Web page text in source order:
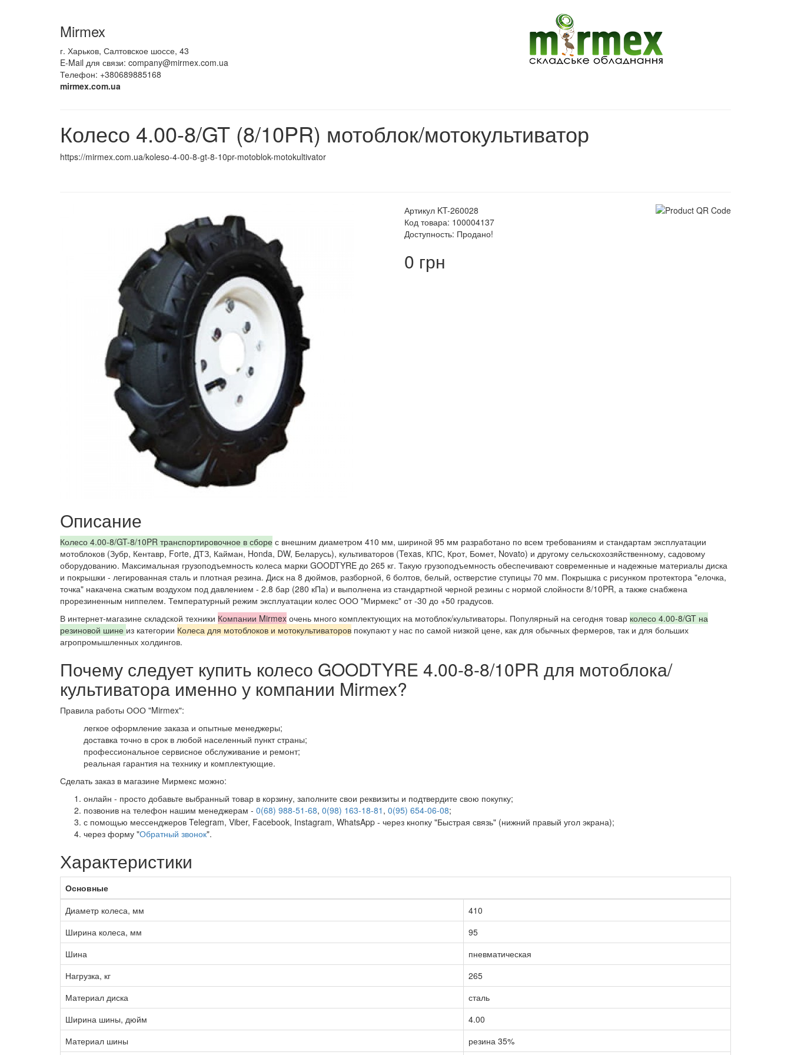
Mirmex
г. Харьков, Салтовское шоссе, 43
E-Mail для связи: company@mirmex.com.ua
Телефон: +380689885168
mirmex.com.ua
Колесо 4.00-8/GT (8/10PR) мотоблок/мотокультиватор
https://mirmex.com.ua/koleso-4-00-8-gt-8-10pr-motoblok-motokultivator
Артикул KT-260028
Код товара: 100004137
Доступность: Продано!
0 грн
Описание
Колесо 4.00-8/GT-8/10PR транспортировочное в сборе с внешним диаметром 410 мм, шириной 95 мм разработано по всем требованиям и стандартам эксплуатации
мотоблоков (Зубр, Кентавр, Forte, ДТЗ, Кайман, Honda, DW, Беларусь), культиваторов (Texas, КПС, Крот, Бомет, Novato) и другому сельскохозяйственному, садовому
оборудованию. Максимальная грузоподъемность колеса марки GOODTYRE до 265 кг. Такую грузоподъемность обеспечивают современные и надежные материалы диска
и покрышки - легированная сталь и плотная резина. Диск на 8 дюймов, разборной, 6 болтов, белый, остверстие ступицы 70 мм. Покрышка с рисунком протектора "елочка,
точка" накачена сжатым воздухом под давлением - 2.8 бар (280 кПа) и выполнена из стандартной черной резины с нормой слойности 8/10PR, а также снабжена
прорезиненным ниппелем. Температурный режим эксплуатации колес ООО "Мирмекс" от -30 до +50 градусов.
В интернет-магазине складской техники Компании Mirmex очень много комплектующих на мотоблок/культиваторы. Популярный на сегодня товар колесо 4.00-8/GT на
резиновой шине из категории Колеса для мотоблоков и мотокультиваторов покупают у нас по самой низкой цене, как для обычных фермеров, так и для больших
агропромышленных холдингов.
Почему следует купить колесо GOODTYRE 4.00-8-8/10PR для мотоблока/
культиватора именно у компании Mirmex?
Правила работы ООО "Mirmex":
легкое оформление заказа и опытные менеджеры;
доставка точно в срок в любой населенный пункт страны;
профессиональное сервисное обслуживание и ремонт;
реальная гарантия на технику и комплектующие.
Сделать заказ в магазине Мирмекс можно:
онлайн - просто добавьте выбранный товар в корзину, заполните свои реквизиты и подтвердите свою покупку;
позвонив на телефон нашим менеджерам - 0(68) 988-51-68, 0(98) 163-18-81 , 0(95) 654-06-08;
с помощью мессенджеров Telegram, Viber, Facebook, Instagram, WhatsApp - через кнопку "Быстрая связь" (нижний правый угол экрана);
через форму "Обратный звонок".
Характеристики
Основные
Диаметр колеса, мм
410
Ширина колеса, мм
95
Шина
пневматическая
Нагрузка, кг
265
Материал диска
сталь
Ширина шины, дюйм
4.00
Материал шины
резина 35%